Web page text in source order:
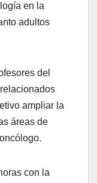
en la
adultos
del
ampliar la
áreas de
con la